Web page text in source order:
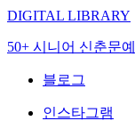
DIGITAL LIBRARY
50+ 시니어 신춘문예
블로그
인스타그램